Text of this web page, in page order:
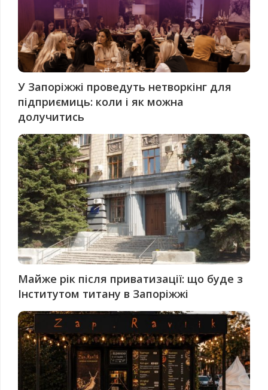
У Запоріжжі проведуть нетворкінг для
підприємиць: коли і як можна
долучитись
Майже рік після приватизації: що буде з
Інститутом титану в Запоріжжі